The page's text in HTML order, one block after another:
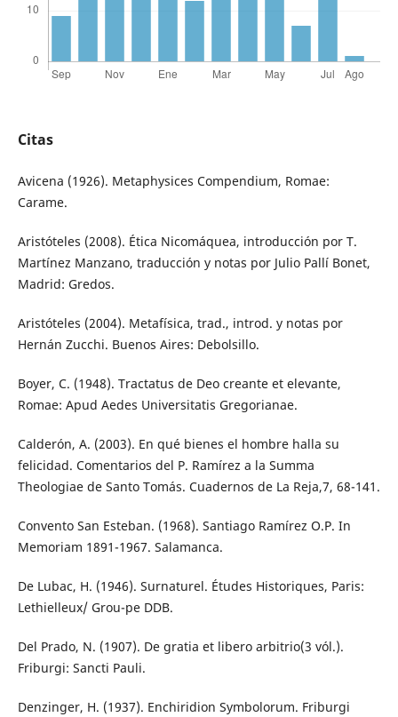
Citas
Avicena (1926). Metaphysices Compendium, Romae:
Carame.
Aristóteles (2008). Ética Nicomáquea, introducción por T.
Martínez Manzano, traducción y notas por Julio Pallí Bonet,
Madrid: Gredos.
Aristóteles (2004). Metafísica, trad., introd. y notas por
Hernán Zucchi. Buenos Aires: Debolsillo.
Boyer, C. (1948). Tractatus de Deo creante et elevante,
Romae: Apud Aedes Universitatis Gregorianae.
Calderón, A. (2003). En qué bienes el hombre halla su
felicidad. Comentarios del P. Ramírez a la Summa
Theologiae de Santo Tomás. Cuadernos de La Reja,7, 68-141.
Convento San Esteban. (1968). Santiago Ramírez O.P. In
Memoriam 1891-1967. Salamanca.
De Lubac, H. (1946). Surnaturel. Études Historiques, Paris:
Lethielleux/ Grou-pe DDB.
Del Prado, N. (1907). De gratia et libero arbitrio(3 vól.).
Friburgi: Sancti Pauli.
Denzinger, H. (1937). Enchiridion Symbolorum. Friburgi